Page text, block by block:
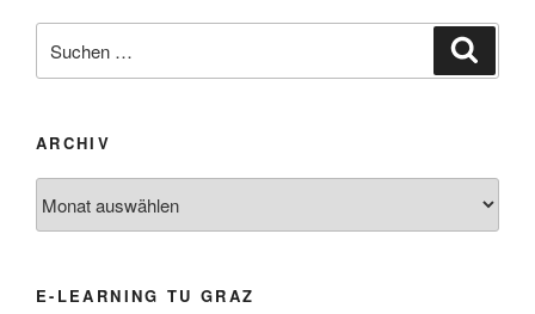
nach:
ARCHIV
E-LEARNING TU GRAZ